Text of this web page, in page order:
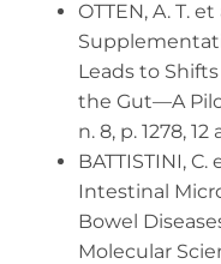
OTTEN, A. T.
Leads to
the Gut—A
n. 8, p. 1278, 12
BATTISTINI,
Intestinal
Bowel
Molecular